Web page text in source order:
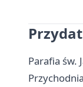
Parafia św.